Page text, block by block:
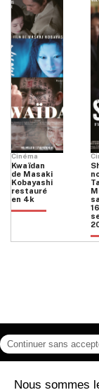
Cinéma
Kwaïdan
de Masaki
Kobayashi
restauré
en 4k
16